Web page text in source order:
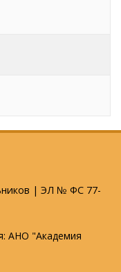
| ЭЛ № ФС 77-
АНО "Академия